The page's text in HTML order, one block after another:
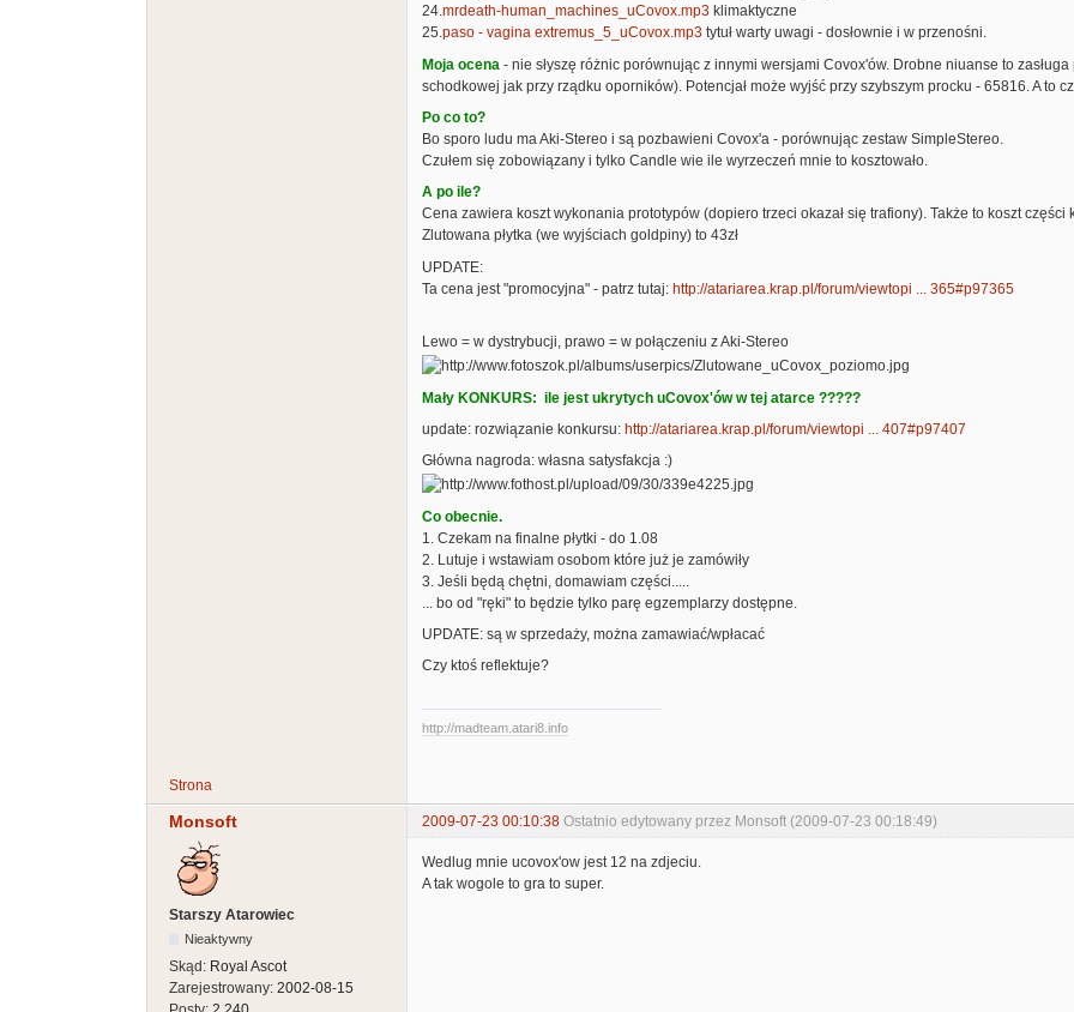
24.mrdeath-human_machines_uCovox.mp3 klimaktyczne
25.paso - vagina extremus_5_uCovox.mp3 tytuł warty uwagi - dosłownie i w przenośni.
Moja ocena - nie słyszę różnic porównując z innymi wersjami Covox'ów. Drobne niuanse to
schodkowej jak przy rządku oporników). Potencjał może wyjść przy szybszym procku - 65816. A to
Po co to?
Bo sporo ludu ma Aki-Stereo i są pozbawieni Covox'a - porównując zestaw SimpleStereo.
Czułem się zobowiązany i tylko Candle wie ile wyrzeczeń mnie to kosztowało.
A po ile?
Cena zawiera koszt wykonania prototypów (dopiero trzeci okazał się trafiony). Także to koszt
Zlutowana płytka (we wyjściach goldpiny) to 43zł
UPDATE:
Ta cena jest "promocyjna" - patrz tutaj: http://atariarea.krap.pl/forum/viewtopi ... 365#p97365
Lewo = w dystrybucji, prawo = w połączeniu z Aki-Stereo
Mały KONKURS: ile jest ukrytych uCovox'ów w tej atarce ?????
update: rozwiązanie konkursu: http://atariarea.krap.pl/forum/viewtopi ... 407#p97407
Główna nagroda: własna satysfakcja :)
Co obecnie.
1. Czekam na finalne płytki - do 1.08
2. Lutuje i wstawiam osobom które już je zamówiły
3. Jeśli będą chętni, domawiam części.....
... bo od "ręki" to będzie tylko parę egzemplarzy dostępne.
UPDATE: są w sprzedaży, można zamawiać/wpłacać
Czy ktoś reflektuje?
http://madteam.atari8.info
Strona
Monsoft 2009-07-23 00:10:38 Ostatnio edytowany przez Monsoft (2009-07-23 00:18:49)
Starszy Atarowiec
Nieaktywny
Skąd: Royal Ascot
Zarejestrowany: 2002-08-15
Wedlug mnie ucovox'ow jest 12 na zdjeciu.
A tak wogole to gra to super.